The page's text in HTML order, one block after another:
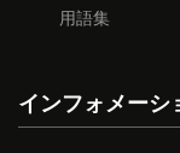
用語集
インフォメーシ